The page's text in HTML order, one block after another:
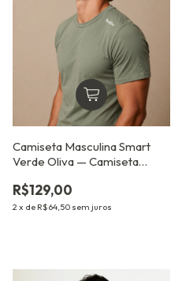
Camiseta Masculina Smart
Verde Oliva — Camiseta
Desamassa no Corpo
R$129,00
2 x de R$64,50 sem juros